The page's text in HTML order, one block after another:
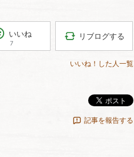
いいね
7
リブログする
いいね！した人一覧
ポスト
記事を報告する